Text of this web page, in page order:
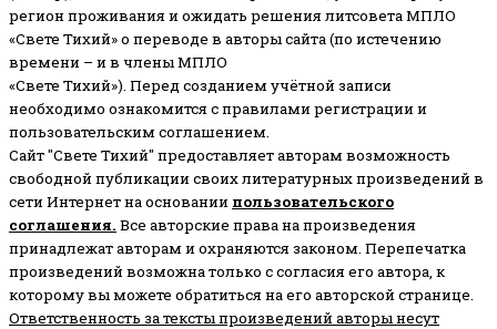
регион проживания и ожидать решения литсовета МПЛО
«Свете Тихий» о переводе в авторы сайта (по истечению
времени – и в члены МПЛО
«Свете Тихий»). Перед созданием учётной записи
необходимо ознакомится с правилами регистрации и
пользовательским соглашением.
Сайт "Свете Тихий" предоставляет авторам возможность
свободной публикации своих литературных произведений в
сети Интернет на основании пользовательского
соглашения. Все авторские права на произведения
принадлежат авторам и охраняются законом. Перепечатка
произведений возможна только с согласия его автора, к
которому вы можете обратиться на его авторской странице.
Ответственность за тексты произведений авторы несут